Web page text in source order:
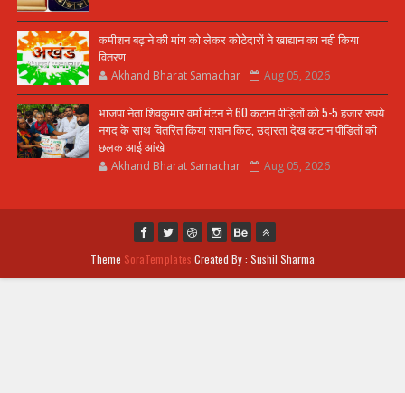
कमीशन बढ़ाने की मांग को लेकर कोटेदारों ने खाद्यान का नही किया
वितरण
Akhand Bharat Samachar Aug 05, 2026
भाजपा नेता शिवकुमार वर्मा मंटन ने 60 कटान पीड़ितों को 5-5 हजार रुपये
नगद के साथ वितरित किया राशन किट, उदारता देख कटान पीड़ितों की
छलक आई आंखे
Akhand Bharat Samachar Aug 05, 2026
Theme SoraTemplates Created By : Sushil Sharma